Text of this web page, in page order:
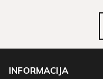
INFORMACIJA